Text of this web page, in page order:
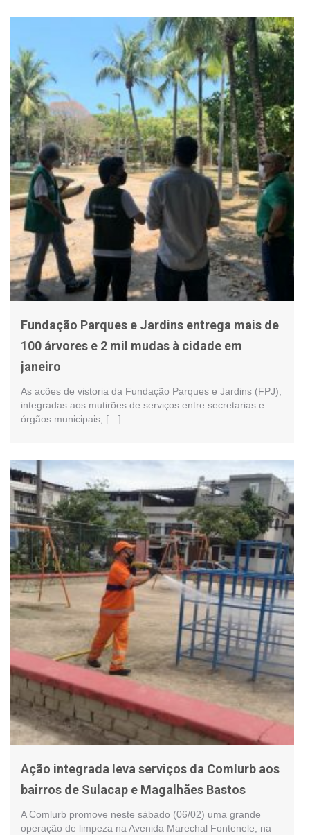
Fundação Parques e Jardins entrega mais de
100 árvores e 2 mil mudas à cidade em
janeiro
As acões de vistoria da Fundação Parques e Jardins (FPJ),
integradas aos mutirões de serviços entre secretarias e
órgãos municipais, […]
Ação integrada leva serviços da Comlurb aos
bairros de Sulacap e Magalhães Bastos
A Comlurb promove neste sábado (06/02) uma grande
operação de limpeza na Avenida Marechal Fontenele, na